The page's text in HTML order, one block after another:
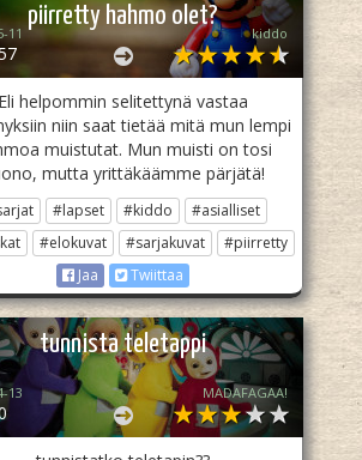
piirretty hahmo olet?
11 kiddo
Eli helpommin selitettynä vastaa
niin saat tietää mitä mun lempi
muistutat. Mun muisti on tosi
mutta yrittäkäämme pärjätä!
#lapset #kiddo
#asialliset
#elokuvat #sarjakuvat
#piirretty
Jaa
Twiittaa
tunnista teletappi
13 MADAFAGAA!